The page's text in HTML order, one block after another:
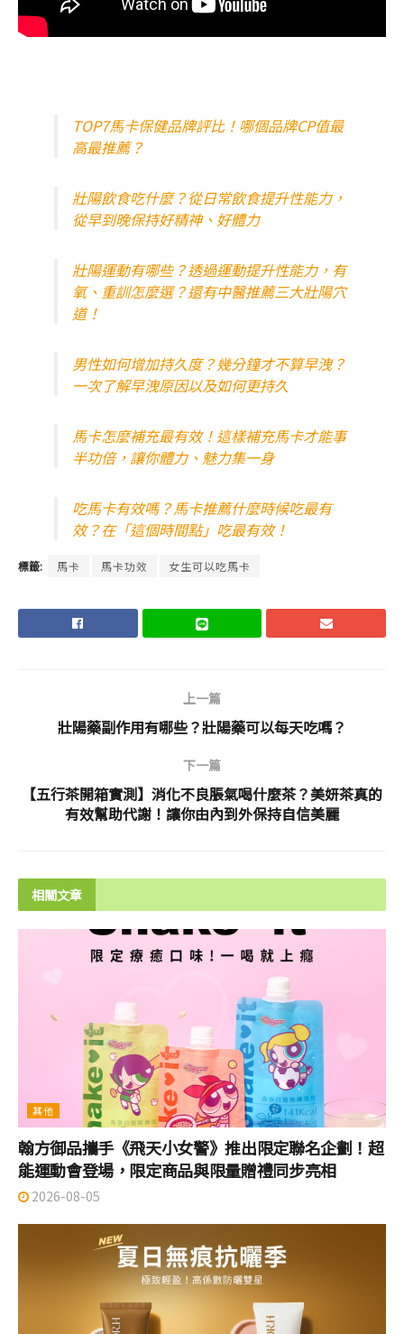
TOP7馬卡保健品牌評比！哪個品牌CP值最
高最推薦？
壯陽飲食吃什麼？從日常飲食提升性能力，
從早到晚保持好精神、好體力
壯陽運動有哪些？透過運動提升性能力，有
氧、重訓怎麼選？還有中醫推薦三大壯陽穴
道！
男性如何增加持久度？幾分鐘才不算早洩？
一次了解早洩原因以及如何更持久
馬卡怎麼補充最有效！這樣補充馬卡才能事
半功倍，讓你體力、魅力集一身
吃馬卡有效嗎？馬卡推薦什麼時候吃最有
效？在「這個時間點」吃最有效！
標籤: 馬卡 馬卡功效 女生可以吃馬卡
上一篇
壯陽藥副作用有哪些？壯陽藥可以每天吃嗎？
下一篇
【五行茶開箱實測】消化不良脹氣喝什麼茶？美妍茶真的
有效幫助代謝！讓你由內到外保持自信美麗
相關文章
其他
翰方御品攜手《飛天小女警》推出限定聯名企劃！超
能運動會登場，限定商品與限量贈禮同步亮相
2026-08-05